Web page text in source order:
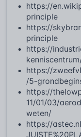
https://
principle
https://
principle
https://
https://
/5-
https://
11/01/03/
weten/
https://